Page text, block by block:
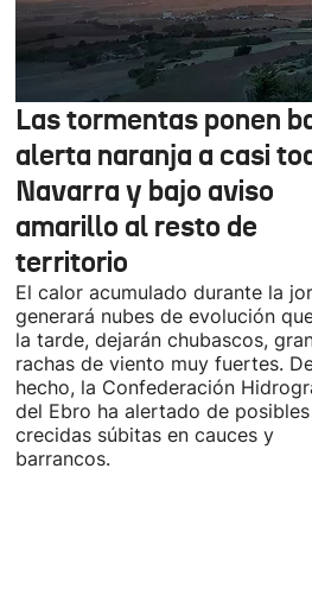
Las tormentas ponen
alerta naranja a casi
Navarra y bajo aviso
amarillo al resto de
territorio
El calor acumulado durante la
generará nubes de evolución
la tarde, dejarán chubascos,
rachas de viento muy fuertes.
hecho, la Confederación
del Ebro ha alertado de posibles
crecidas súbitas en cauces y
barrancos.